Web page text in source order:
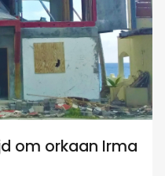
om orkaan Irma